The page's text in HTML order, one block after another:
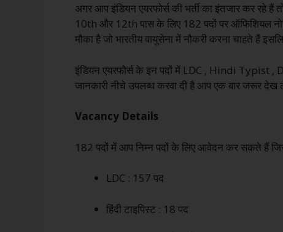
अगर आप इंडियन एयरफोर्स की भर्ती का इंतजार कर रहे हैं
10th और 12th पास के लिए 182 पदों पर ऑफिशियल
मौका है जो भारतीय वायुसेना में नौकरी करना चाहते हैं
इंडियन एयरफोर्स के इन पदों में LDC , Hindi Typist ,
जानकारी नीचे उपलब्ध करवा दी है आप एक बार जरूर देख
Vacancy Details
182 पदों में आप निम्न पदों के लिए आवेदन कर सकते हैं
LDC : 157 पद
हिंदी टाइपिस्ट : 18 पद